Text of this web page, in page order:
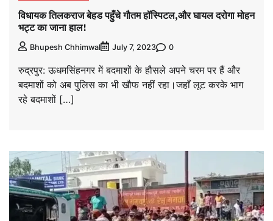
विधायक तिलकराज बेहड पहुँचे गौतम हॉस्पिटल,और घायल दरोगा मोहन
भट्ट का जाना हाल!
Bhupesh Chhimwal July 7, 2023 0
रुद्रपुर: ऊधमसिंहनगर में बदमाशों के हौसले अपने चरम पर हैं और
बदमाशों को अब पुलिस का भी खौफ नहीं रहा।जहाँ लूट करके भाग
रहे बदमाशों […]